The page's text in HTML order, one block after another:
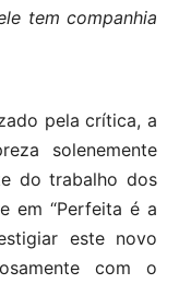
tem companhia
pela crítica, a
solenemente
do trabalho dos
em “Perfeita é a
este novo
com o